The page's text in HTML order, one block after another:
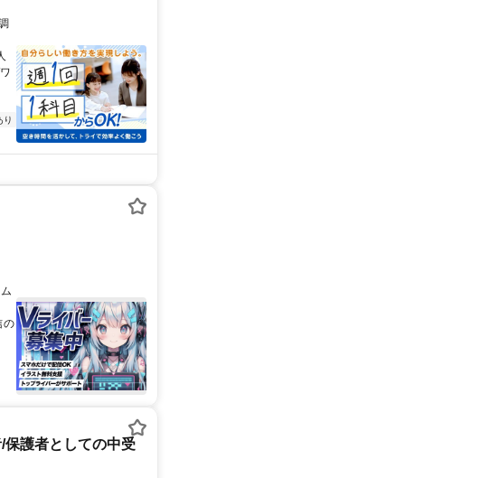
り
の
保護者としての中受